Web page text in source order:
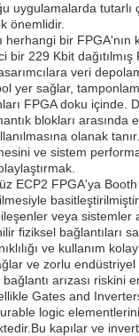
uygulamalarda tutarlı
önemlidir.
herhangi bir FPGA'nın
bir 229 Kbit
veri
yer sağlar,
FPGA doku içinde.
blokları arasında
olanak
ve sistem
ECP2 FPGA'ya
veya sistemler
fiziksel bağlantıları
ve kullanım
ve zorlu endüstriyel
arızası riskini
Gates and
logic
kapılar ve